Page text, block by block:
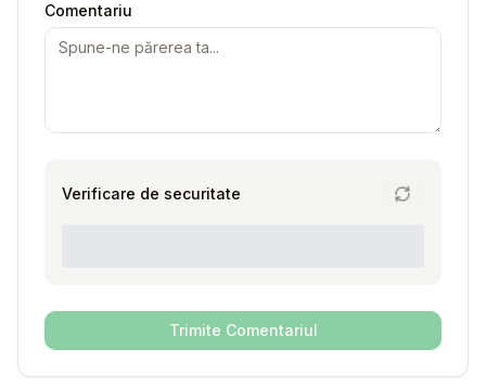
Comentariu
Verificare de securitate
Trimite Comentariul